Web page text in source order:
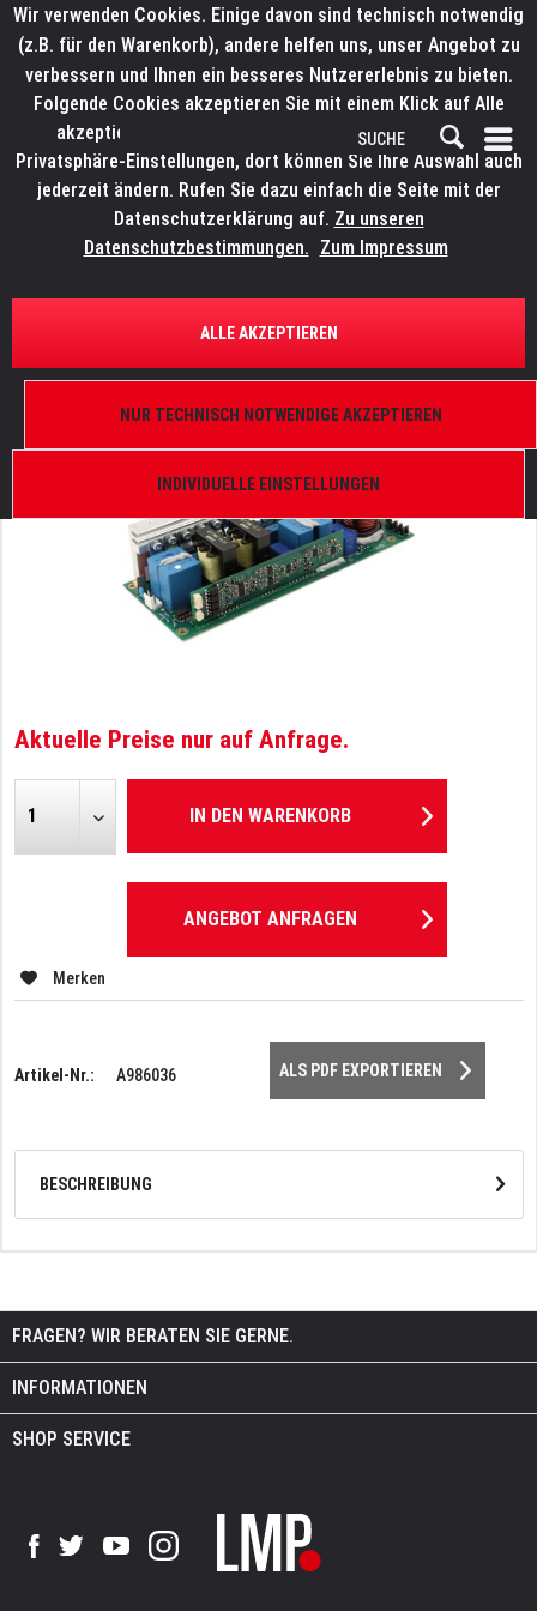
ÜBERSICHT ERSATZTEILE
Robin MMX WashBeam
Aktuelle Preise nur auf Anfrage.
IN DEN WARENKORB
ANGEBOT ANFRAGEN
Merken
Artikel-Nr.: A986036 ALS PDF EXPORTIEREN
BESCHREIBUNG
FRAGEN? WIR BERATEN SIE GERNE.
INFORMATIONEN
SHOP SERVICE
Wir verwenden Cookies. Einige davon sind technisch notwendig
(z.B. für den Warenkorb), andere helfen uns, unser Angebot zu
verbessern und Ihnen ein besseres Nutzererlebnis zu bieten.
Folgende Cookies akzeptieren Sie mit einem Klick auf Alle
akzeptieren. Weitere Informationen finden Sie in den
Privatsphäre-Einstellungen, dort können Sie Ihre Auswahl auch
jederzeit ändern. Rufen Sie dazu einfach die Seite mit der
Datenschutzerklärung auf. Zu unseren
Datenschutzbestimmungen. Zum Impressum
INDIVIDUELLE EINSTELLUNGEN
NUR TECHNISCH NOTWENDIGE AKZEPTIEREN
ALLE AKZEPTIEREN